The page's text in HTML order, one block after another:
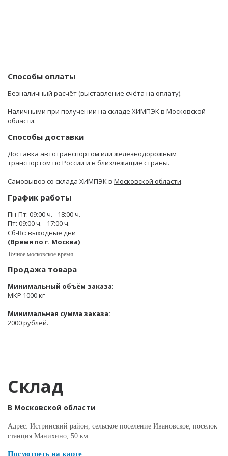
Способы оплаты
Безналичный расчёт (выставление счёта на оплату).
Наличными при получении на складе ХИМПЭК в Московской
области.
Способы доставки
Доставка автотранспортом или железнодорожным
транспортом по России и в близлежащие страны.
Самовывоз со склада ХИМПЭК в Московской области.
График работы
Пн-Пт: 09:00 ч. - 18:00 ч.
Пт: 09:00 ч. - 17:00 ч.
Сб-Вс: выходные дни
(Время по г. Москва)
Точное московское время
Продажа товара
Минимальный объём заказа:
МКР 1000 кг
Минимальная сумма заказа:
2000 рублей.
Склад
В Московской области
Адрес: Истринский район, сельское поселение Ивановское, поселок
станция Манихино, 50 км
Посмотреть на карте